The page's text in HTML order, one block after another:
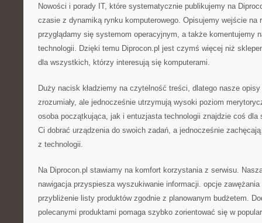
Nowości i porady IT, które systematycznie publikujemy na
czasie z dynamiką rynku komputerowego. Opisujemy wejście na
przyglądamy się systemom operacyjnym, a także komentujemy
technologii. Dzięki temu Diprocon.pl jest czymś więcej niż
dla wszystkich, którzy interesują się komputerami.
Duży nacisk kładziemy na czytelność treści, dlatego nasze opisy
zrozumiały, ale jednocześnie utrzymują wysoki poziom
osoba początkująca, jak i entuzjasta technologii znajdzie coś dla
Ci dobrać urządzenia do swoich zadań, a jednocześnie
z technologii.
Na Diprocon.pl stawiamy na komfort korzystania z serwisu.
nawigacja przyspiesza wyszukiwanie informacji. opcje
przybliżenie listy produktów zgodnie z planowanym budżetem.
polecanymi produktami pomaga szybko zorientować się w